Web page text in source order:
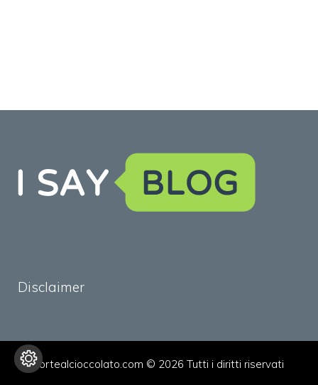
Disclaimer
tortealcioccolato.com © 2026 Tutti i diritti riservati